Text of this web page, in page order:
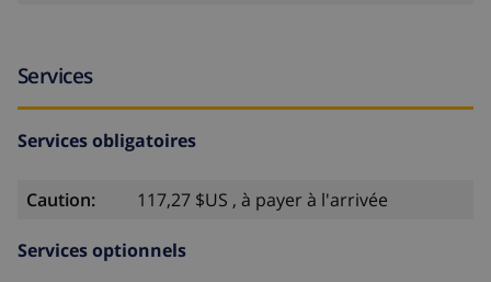
Services
Services obligatoires
Caution: 117,27 $US , à payer à l'arrivée
Services optionnels